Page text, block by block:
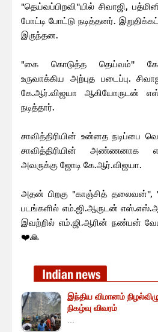
"தெய்வப்பிறவி''யில் சிவாஜி,
போட்டி போட்டு நடித்தனர்.
இருந்தன.
"கை கொடுத்த தெய்வம்''
உருவாக்கிய அற்புத படைப்பு.
கே.ஆர்.விஜயா ஆகியோருடன்
நடித்தார்.
சாவித்திரியின் உன்னத நடிப்பை
சாவித்திரியின் அண்ணனாக
அவருக்கு ஜோடி கே.ஆர்.விஜயா.
அதன் பிறகு "காஞ்சித் தலைவன்'',
படங்களில் எம்.ஜி.ஆருடன்
இவற்றில் எம்.ஜி.ஆரின் நண்பன்
❤️🙏
இந்திய விமானம்
நிகழ்வு விவரம்